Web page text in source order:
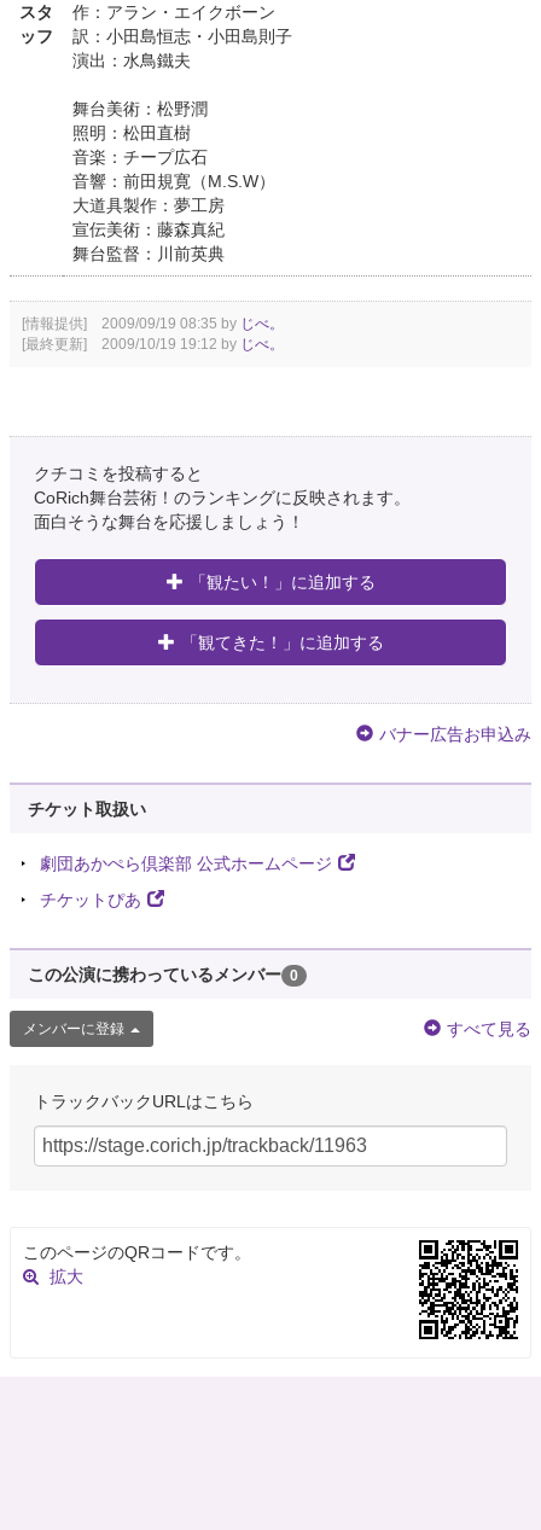
スタ
ッフ
作：アラン・エイクボーン
訳：小田島恒志・小田島則子
演出：水鳥鐵夫
舞台美術：松野潤
照明：松田直樹
音楽：チープ広石
音響：前田規寛（M.S.W）
大道具製作：夢工房
宣伝美術：藤森真紀
舞台監督：川前英典
[情報提供] 2009/09/19 08:35 by じべ。
[最終更新] 2009/10/19 19:12 by じべ。
クチコミを投稿すると
CoRich舞台芸術！のランキングに反映されます。
面白そうな舞台を応援しましょう！
「観たい！」に追加する
「観てきた！」に追加する
バナー広告お申込み
チケット取扱い
劇団あかぺら倶楽部 公式ホームページ
チケットぴあ
この公演に携わっているメンバー 0
メンバーに登録 すべて見る
トラックバックURLはこちら
このページのQRコードです。
拡大